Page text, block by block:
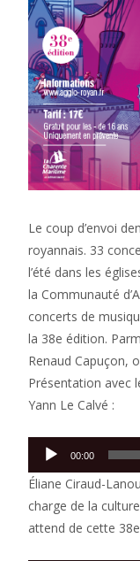
Le coup d’envoi
royannais. 33
l’été dans les
la Communauté
concerts de
la 38e édition.
Renaud Capuçon,
Présentation avec
Yann Le Calvé :
Lecteur
audio
00:00
Éliane Ciraud-
charge de la
attend de cette